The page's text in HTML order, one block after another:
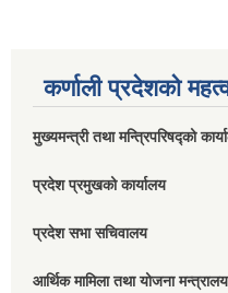
कर्णाली प्रदेशको
मुख्यमन्त्री तथा मन्त्रिपरिषद्को
प्रदेश प्रमुखको कार्यालय
प्रदेश सभा सचिवालय
आर्थिक मामिला तथा योजना मन्त्रालय